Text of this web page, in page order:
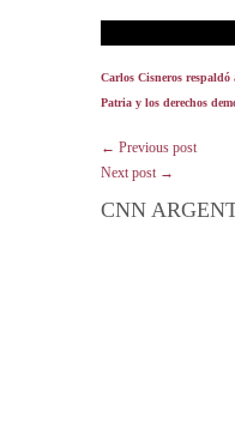
Carlos Cisneros
Patria y los derechos
← Previous post
Next post →
CNN